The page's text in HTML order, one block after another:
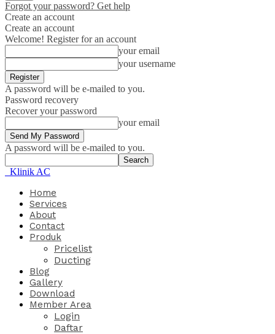
Forgot your password? Get help
Create an account
Create an account
Welcome! Register for an account
your email
your username
A password will be e-mailed to you.
Password recovery
Recover your password
your email
A password will be e-mailed to you.
Klinik AC
Home
Services
About
Contact
Produk
Pricelist
Ducting
Blog
Gallery
Download
Member Area
Login
Daftar